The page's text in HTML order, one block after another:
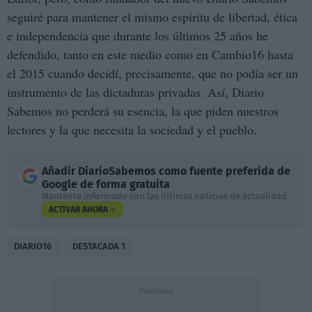
seguiré para mantener el mismo espíritu de libertad, ética
e independencia que durante los últimos 25 años he
defendido, tanto en este medio como en Cambio16 hasta
el 2015 cuando decidí, precisamente, que no podía ser un
instrumento de las dictaduras privadas. Así, Diario
Sabemos no perderá su esencia, la que piden nuestros
lectores y la que necesita la sociedad y el pueblo.
Añadir DiarioSabemos como fuente preferida de
Google de forma gratuita
Mantente informado con las últimas noticias de actualidad.
ACTIVAR AHORA
DIARIO16 DESTACADA 1